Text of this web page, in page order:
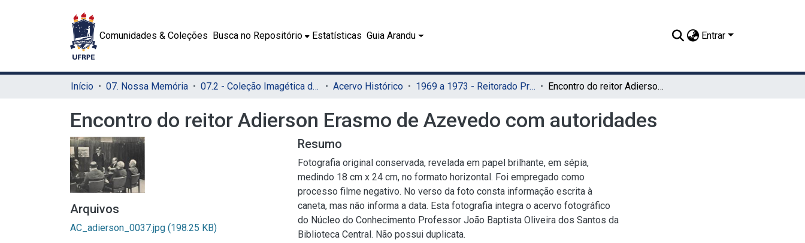
Comunidades & Coleções Busca no Repositório Estatísticas Guia Arandu Entrar
Início 07. Nossa Memória 07.2 - Coleção Imagética do SIB Acervo Histórico 1969 a 1973 - Reitorado Prof. Adierson Erasmo de Azevedo Encontro do reitor Adierson Erasmo de Azevedo com autoridades
Encontro do reitor Adierson Erasmo de Azevedo com autoridades
Arquivos
AC_adierson_0037.jpg (198.25 KB)
Resumo
Fotografia original conservada, revelada em papel brilhante, em sépia,
medindo 18 cm x 24 cm, no formato horizontal. Foi empregado como
processo filme negativo. No verso da foto consta informação escrita à
caneta, mas não informa a data. Esta fotografia integra o acervo fotográfico
do Núcleo do Conhecimento Professor João Baptista Oliveira dos Santos da
Biblioteca Central. Não possui duplicata.